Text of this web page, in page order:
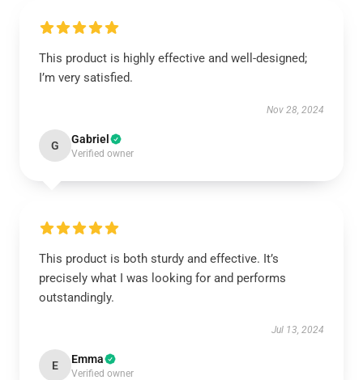
This product is highly effective and well-designed;
I’m very satisfied.
Nov 28, 2024
G Gabriel
Verified owner
This product is both sturdy and effective. It’s
precisely what I was looking for and performs
outstandingly.
Jul 13, 2024
E Emma
Verified owner